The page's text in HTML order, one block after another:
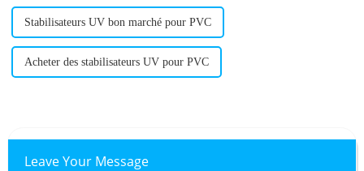
Stabilisateurs UV bon marché pour PVC
Acheter des stabilisateurs UV pour PVC
Leave Your Message